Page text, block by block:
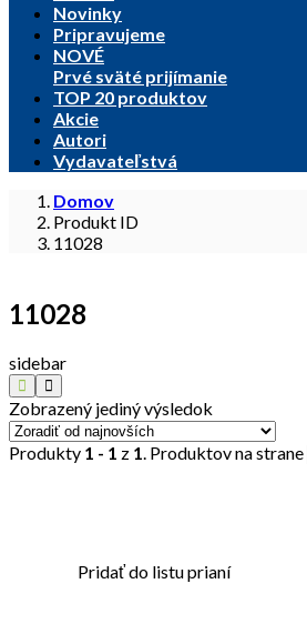
Novinky
Pripravujeme
NOVÉ
Prvé sväté prijímanie
TOP 20 produktov
Akcie
Autori
Vydavateľstvá
Domov
Produkt ID
11028
11028
sidebar
Zobrazený jediný výsledok
Produkty 1 - 1 z 1. Produktov na strane
Pridať do listu prianí